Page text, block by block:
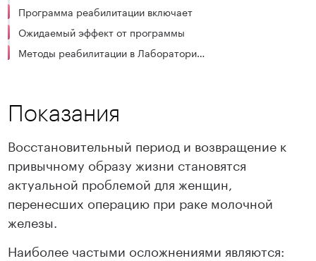
Программа реабилитации включает
Ожидаемый эффект от программы
Методы реабилитации в Лаборатори движения
Показания
Восстановительный период и возвращение к
привычному образу жизни становятся
актуальной проблемой для женщин,
перенесших операцию при раке молочной
железы.
Наиболее частыми осложнениями являются: